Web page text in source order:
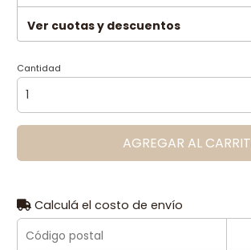
Ver cuotas y descuentos
Cantidad
AGREGAR AL
Calculá el costo de envío